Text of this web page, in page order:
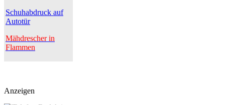
Schuhabdruck auf
Autotür
Mähdrescher in
Flammen
Anzeigen